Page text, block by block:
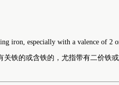
iron, especially with a valence of 2
关铁的或含铁的，尤指带有二价铁